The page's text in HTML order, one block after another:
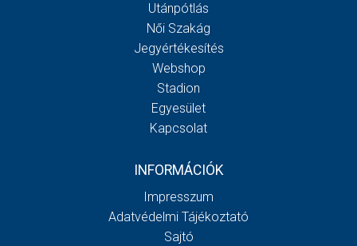
Utánpótlás
Női Szakág
Jegyértékesítés
Webshop
Stadion
Egyesület
Kapcsolat
INFORMÁCIÓK
Impresszum
Adatvédelmi Tájékoztató
Sajtó